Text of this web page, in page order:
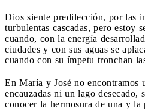
Dios siente predilección, por las
turbulentas cascadas, pero estoy
cuando, con la energía
ciudades y con sus aguas se
cuando con su ímpetu tronchan
En María y José no encontramos
encauzadas ni un lago desecado,
conocer la hermosura de una y la